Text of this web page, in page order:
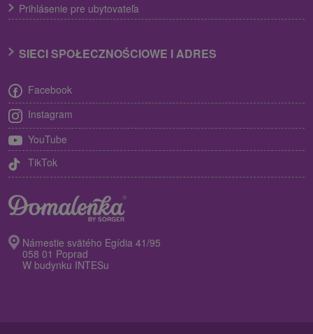
Prihlásenie pre ubytovateľa
SIECI SPOŁECZNOŚCIOWE I ADRES
Facebook
Instagram
YouTube
TikTok
Námestie svätého Egídia 41/95
058 01 Poprad
W budynku INTESu